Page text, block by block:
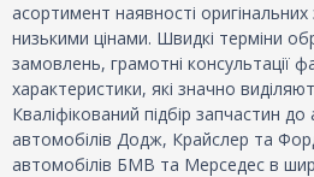
асортимент наявності оригінальних
низькими цінами. Швидкі терміни
замовлень, грамотні консультації
характеристики, які значно
Кваліфікований підбір запчастин
автомобілів Додж, Крайслер та
автомобілів БМВ та Мерседес в